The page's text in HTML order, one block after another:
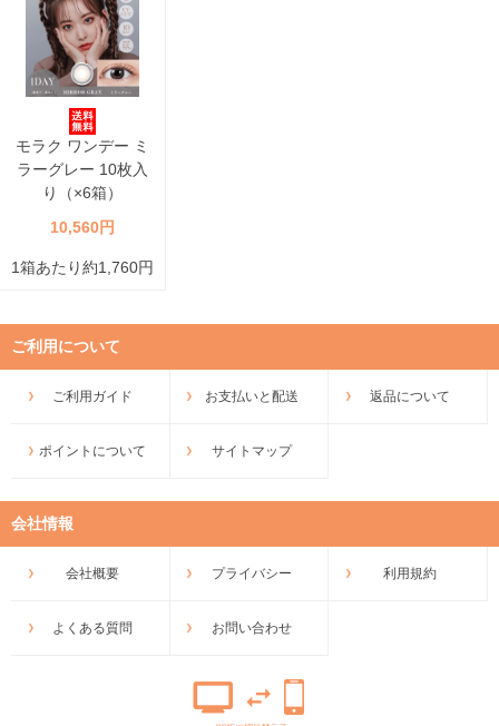
モラク ワンデー ミ
ラーグレー 10枚入
り（×6箱）
10,560円
1箱あたり約1,760円
ご利用について
ご利用ガイド お支払いと配送 返品について
ポイントについて サイトマップ
会社情報
会社概要 プライバシー 利用規約
よくある質問 お問い合わせ